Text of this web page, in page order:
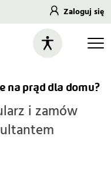
Zaloguj się
na prąd dla domu?
i zamów